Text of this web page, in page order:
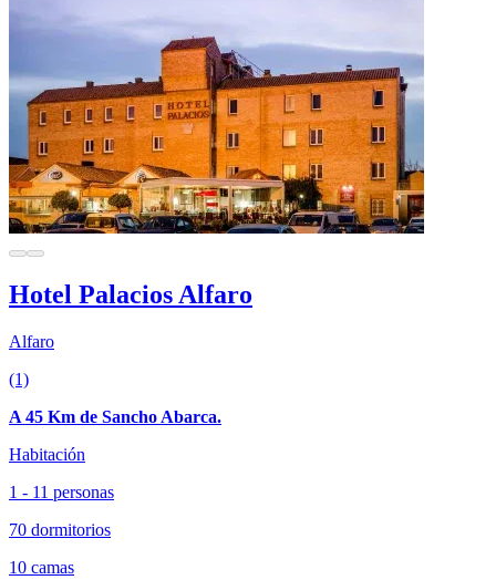
Hotel Palacios Alfaro
Alfaro
(1)
A 45 Km de Sancho Abarca.
Habitación
1 - 11 personas
70 dormitorios
10 camas